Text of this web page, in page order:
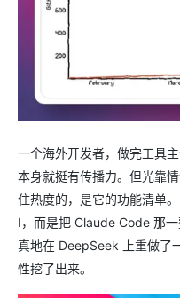
一个海外开发者，做完工具
本身就挺有传播力。但光靠
住热度的，是它的功能清单
I，而是把 Claude Code 那
真地在 DeepSeek 上重做了
性挖了出来。